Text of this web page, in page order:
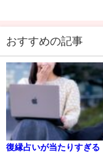
おすすめの記事
復縁占いが当たりすぎる